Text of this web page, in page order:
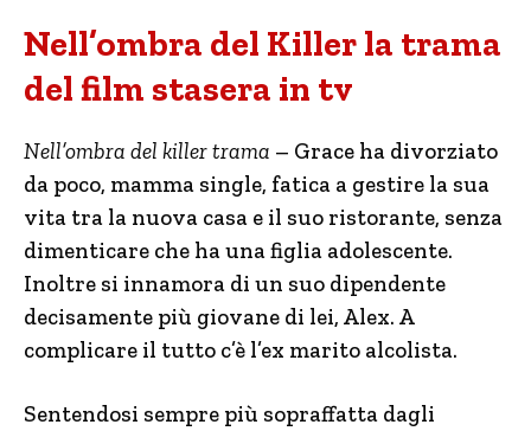
Nell’ombra del Killer la trama
del film stasera in tv
Nell’ombra del killer trama – Grace ha divorziato
da poco, mamma single, fatica a gestire la sua
vita tra la nuova casa e il suo ristorante, senza
dimenticare che ha una figlia adolescente.
Inoltre si innamora di un suo dipendente
decisamente più giovane di lei, Alex. A
complicare il tutto c’è l’ex marito alcolista.
Sentendosi sempre più sopraffatta dagli